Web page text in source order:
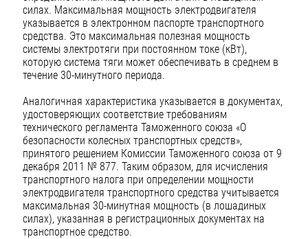
силах. Максимальная мощность электродвигателя
указывается в электронном паспорте транспортного
средства. Это максимальная полезная мощность
системы электротяги при постоянном токе (кВт),
которую система тяги может обеспечивать в среднем в
течение 30-минутного периода.
Аналогичная характеристика указывается в документах,
удостоверяющих соответствие требованиям
технического регламента Таможенного союза «О
безопасности колесных транспортных средств»,
принятого решением Комиссии Таможенного союза от 9
декабря 2011 № 877. Таким образом, для исчисления
транспортного налога при определении мощности
электродвигателя транспортного средства учитывается
максимальная 30-минутная мощность (в лошадиных
силах), указанная в регистрационных документах на
транспортное средство.